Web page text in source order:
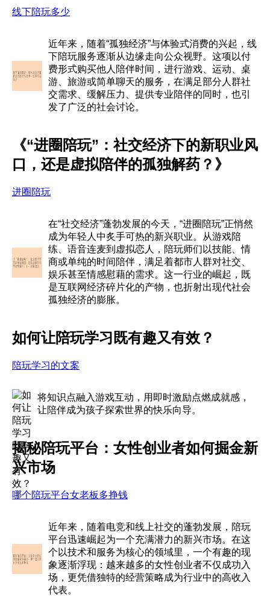
线下陪玩多少
近年来，随着“孤独经济”与体验式消费的兴起，线
下陪玩服务逐渐从边缘走向公众视野。这项以付
费形式购买他人陪伴时间，进行游戏、运动、桌
游、旅游或简单聊天的服务，在满足部分人群社
交需求、缓解压力、提供专业陪伴的同时，也引
发了广泛的社会讨论。
《“进圈陪玩”：社交经济下的新职业风
口，还是虚拟陪伴的孤独解药？》
进圈陪玩
在“社交经济”蓬勃发展的今天，“进圈陪玩”正悄然
成为年轻人中炙手可热的新兴职业。从游戏陪
练、语音连麦到虚拟恋人，陪玩师们以技能、情
商或单纯的时间陪伴，满足着都市人群对社交、
娱乐甚至情感慰藉的需求。这一行业的崛起，既
是互联网经济碎片化的产物，也折射出现代社会
孤独经济的膨胀。
如何让陪玩学习既有趣又有效？
陪玩学习的文案
将知识点融入游戏互动，用即时激励点燃成就感，
让陪伴成为孩子探索世界的快乐向导。
揭秘陪玩平台：女性创业者如何掘金新
兴市场
哪个陪玩平台女老板多挣钱
近年来，随着电竞和线上社交的蓬勃发展，陪玩
平台迅速崛起为一个充满潜力的新兴市场。在这
个以技术和服务为核心的领域里，一个有趣的现
象逐渐浮现：越来越多的女性创业者不仅成功入
场，更凭借独特的经营策略成为行业中的高收入
代表。